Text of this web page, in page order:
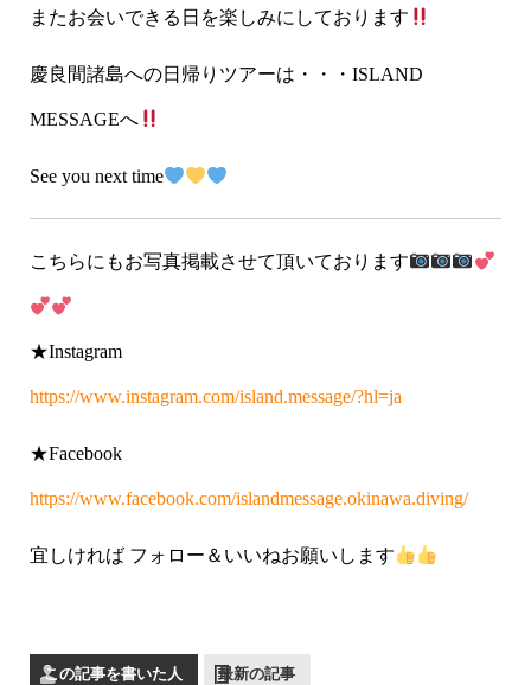
またお会いできる日を楽しみにしております
慶良間諸島への日帰りツアーは・・・ISLAND
MESSAGEへ
See you next time
こちらにもお写真掲載させて頂いております
★Instagram
https://www.instagram.com/island.message/?hl=ja
★Facebook
https://www.facebook.com/islandmessage.okinawa.diving/
宜しければ フォロー＆いいねお願いします
この記事を書いた人 最新の記事